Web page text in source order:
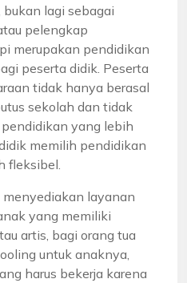
lagi sebagai
pelengkap
merupakan pendidikan
peserta didik. Peserta
tidak hanya berasal
sekolah dan tidak
yang lebih
memilih pendidikan
fleksibel.
layanan
yang memiliki
artis, bagi orang tua
untuk anaknya,
harus bekerja karena